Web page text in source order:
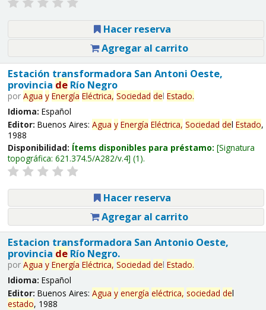
Hacer reserva
Agregar al carrito
Estación transformadora San Antoni Oeste,
provincia deRío Negro
por Agua y Energía Eléctrica, Sociedad del Estado.
Idioma: Español
Editor: Buenos Aires: Agua y Energía Eléctrica, Sociedad del Estado,
1988
Disponibilidad: Ítems disponibles para préstamo: Signatura
topográfica: 621.374.5/A282/v.4 (1).
Hacer reserva
Agregar al carrito
Estacion transformadora San Antonio Oeste,
provincia deRío Negro.
por Agua y Energía Eléctrica, Sociedad del Estado.
Idioma: Español
Editor: Buenos Aires: Agua y energía eléctrica, sociedad del
estado, 1988